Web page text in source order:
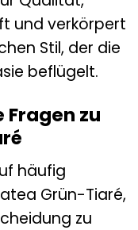
und verkörpert
Stil, der die
beflügelt.
Fragen zu
häufig
Grün-Tiaré,
zu